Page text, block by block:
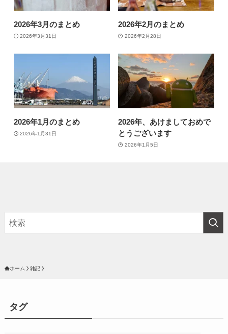
2026年3月のまとめ
2026年3月31日
2026年2月のまとめ
2026年2月28日
2026年1月のまとめ
2026年1月31日
2026年、あけましておめで
とうございます
2026年1月5日
ホーム 雑記
タグ